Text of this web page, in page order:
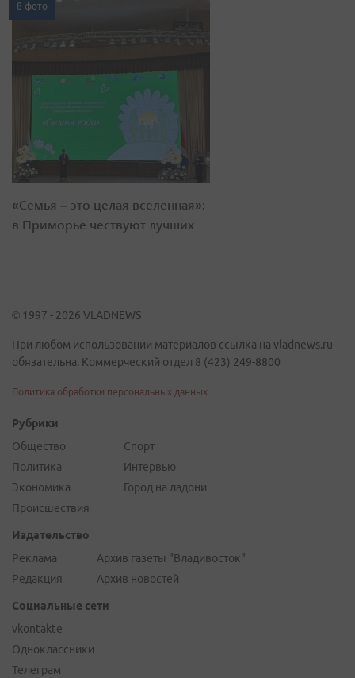
8 фото
«Семья – это целая вселенная»:
в Приморье чествуют лучших
© 1997 - 2026 VLADNEWS
При любом использовании материалов ссылка на vladnews.ru
обязательна. Коммерческий отдел 8 (423) 249-8800
Политика обработки персональных данных
Рубрики
Общество
Политика
Экономика
Происшествия
Спорт
Интервью
Город на ладони
Издательство
Реклама
Редакция
Архив газеты "Владивосток"
Архив новостей
Социальные сети
vkontakte
Одноклассники
Телеграм